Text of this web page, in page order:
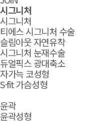
시그니처
시그니처
티에스 시그니처 수술
슬림아웃 자연유착
시그니처 눈재수술
듀얼픽스 광대축소
자가늑 코성형
S-fit 가슴성형
윤곽
윤곽성형